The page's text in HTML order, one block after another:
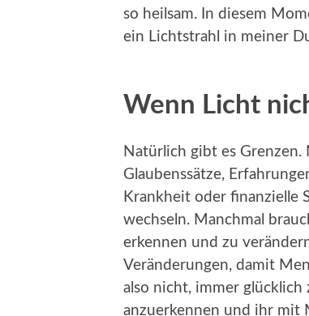
so heilsam. In diesem
ein Lichtstrahl in meiner
Wenn Licht
Natürlich gibt es
Glaubenssätze,
Krankheit oder finanzielle
wechseln. Manchmal
erkennen und zu
Veränderungen, damit
also nicht, immer
anzuerkennen und ihr mit